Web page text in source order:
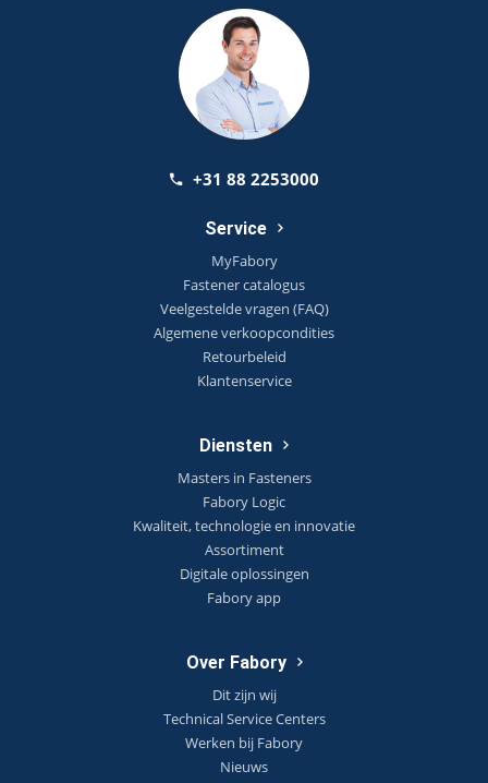
+31 88 2253000
Service
MyFabory
Fastener catalogus
Veelgestelde vragen (FAQ)
Algemene verkoopcondities
Retourbeleid
Klantenservice
Diensten
Masters in Fasteners
Fabory Logic
Kwaliteit, technologie en innovatie
Assortiment
Digitale oplossingen
Fabory app
Over Fabory
Dit zijn wij
Technical Service Centers
Werken bij Fabory
Nieuws